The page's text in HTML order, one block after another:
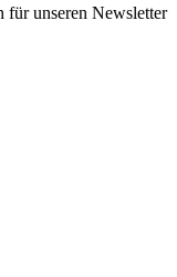
für unseren Newsletter